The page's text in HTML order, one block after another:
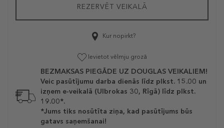
REZERVĒT VEIKALĀ
Kur nopirkt?
Ievietot vēlmju grozā
BEZMAKSAS PIEGĀDE UZ DOUGLAS VEIKALIEM!
Veic pasūtījumu darba dienās līdz plkst. 15.00 un
izņem e-veikalā (Ulbrokas 30, Rīgā) līdz plkst.
19.00*.
*Jums tiks nosūtīta ziņa, kad pasūtījums būs
gatavs saņemšanai!